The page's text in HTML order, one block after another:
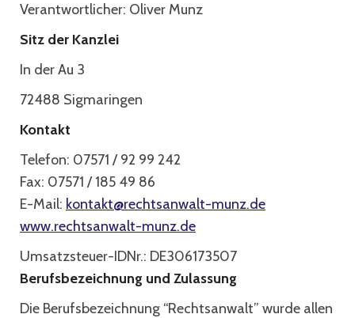
Verantwortlicher: Oliver Munz
Sitz der Kanzlei
In der Au 3
72488 Sigmaringen
Kontakt
Telefon: 07571 / 92 99 242
Fax: 07571 / 185 49 86
E-Mail: kontakt@rechtsanwalt-munz.de
www.rechtsanwalt-munz.de
Umsatzsteuer-IDNr.: DE306173507
Berufsbezeichnung und Zulassung
Die Berufsbezeichnung “Rechtsanwalt” wurde allen